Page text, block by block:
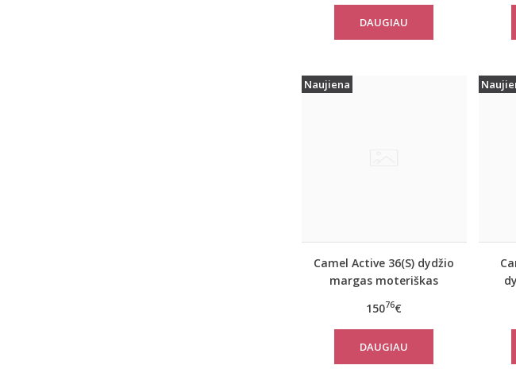
DAUGIAU
Naujiena
Camel Active 36(S) dydžio
margas moteriškas
2501
15076€
DAUGIAU